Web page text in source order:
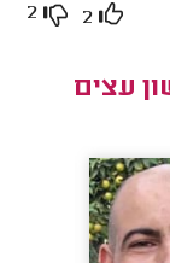
2
2
עצים